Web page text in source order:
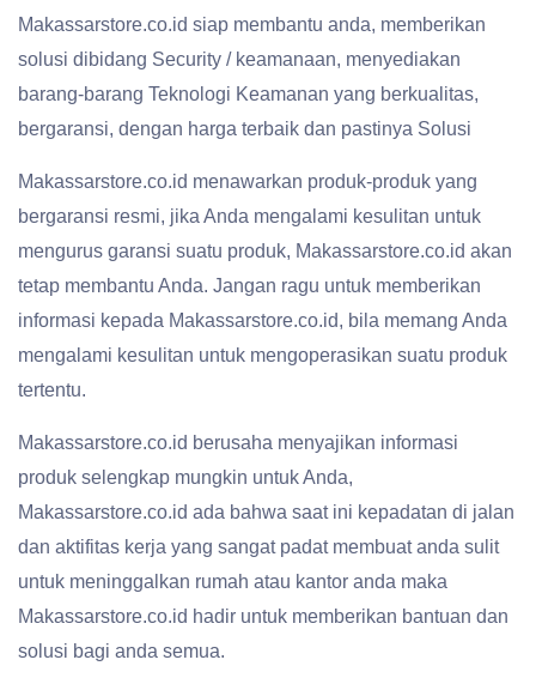
Makassarstore.co.id siap membantu anda, memberikan
solusi dibidang Security / keamanaan, menyediakan
barang-barang Teknologi Keamanan yang berkualitas,
bergaransi, dengan harga terbaik dan pastinya Solusi
Makassarstore.co.id menawarkan produk-produk yang
bergaransi resmi, jika Anda mengalami kesulitan untuk
mengurus garansi suatu produk, Makassarstore.co.id akan
tetap membantu Anda. Jangan ragu untuk memberikan
informasi kepada Makassarstore.co.id, bila memang Anda
mengalami kesulitan untuk mengoperasikan suatu produk
tertentu.
Makassarstore.co.id berusaha menyajikan informasi
produk selengkap mungkin untuk Anda,
Makassarstore.co.id ada bahwa saat ini kepadatan di jalan
dan aktifitas kerja yang sangat padat membuat anda sulit
untuk meninggalkan rumah atau kantor anda maka
Makassarstore.co.id hadir untuk memberikan bantuan dan
solusi bagi anda semua.